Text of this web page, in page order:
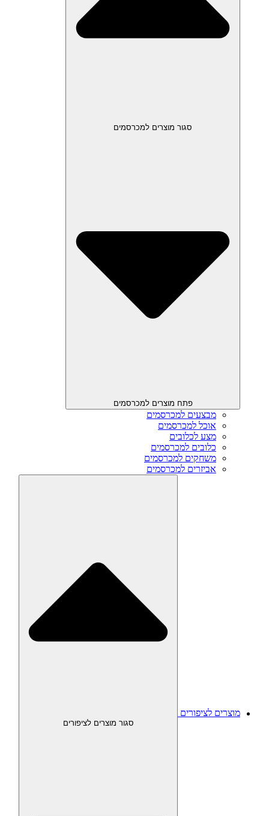
סגור מוצרים למכרסמים
פתח מוצרים למכרסמים
מבצעים למכרסמים
אוכל למכרסמים
מצע לכלובים
כלובים למכרסמים
משחקים למכרסמים
אביזרים למכרסמים
מוצרים לציפורים
סגור מוצרים לציפורים